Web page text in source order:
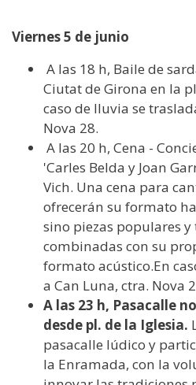
Viernes 5 de junio
A las 18 h, Baile de
Ciutat de Girona en la
caso de lluvia se
Nova 28.
A las 20 h, Cena -
'Carles Belda y Joan
Vich. Una cena para
ofrecerán su formato
sino piezas populares
combinadas con su
formato acústico.En
a Can Luna, ctra. Nova
A las 23 h, Pasacalle
desde pl. de la Iglesia.
pasacalle lúdico y
la Enramada, con la